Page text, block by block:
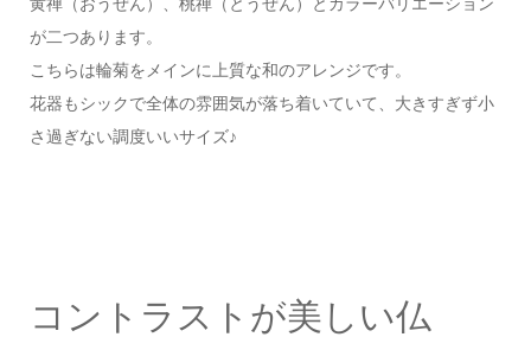
が二つあります。
こちらは輪菊をメインに上質な和のアレンジです。
花器もシックで全体の雰囲気が落ち着いていて、大きすぎず小
さ過ぎない調度いいサイズ♪
コントラストが美しい仏